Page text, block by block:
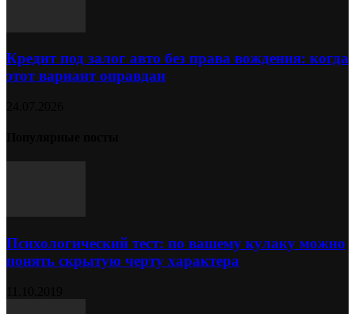
Кредит под залог авто без права вождения: когда
этот вариант оправдан
Психологический тест: по вашему кулаку можно
понять скрытую черту характера